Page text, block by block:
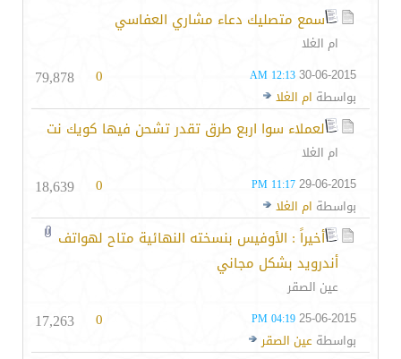
سمع متصليك دعاء مشاري العفاسي
ام الغلا
30-06-2015
12:13 AM
بواسطة ام الغلا
0
79,878
لعملاء سوا اربع طرق تقدر تشحن فيها كويك نت
ام الغلا
29-06-2015
11:17 PM
بواسطة ام الغلا
0
18,639
أخيراً : الأوفيس بنسخته النهائية متاح لهواتف
أندرويد بشكل مجاني
عين الصقر
25-06-2015
04:19 PM
بواسطة عين الصقر
0
17,263